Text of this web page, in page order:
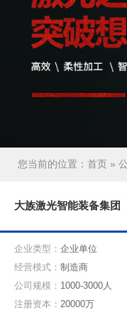
您当前的位置： 首页 »
大族激光智能装备集团
企业类型： 企业单位
经营模式： 制造商
公司规模： 1000-3000人
注册资本： 20000万